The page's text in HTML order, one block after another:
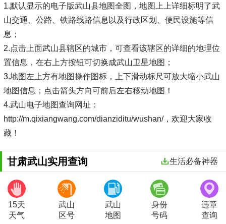
1.默认显示的电子版武山县地图全图，地图上上详细标明了武
山交通、公路、铁路线路信息以及行政区划、便民设施等信
息；
2.点击上面武山县辖区的城市，可查看该辖区的详细的地理位
置信息，在右上方按钮可切换成武山卫星地图；
3.地图左上方有地图操作图标，上下滑动标尺可放大缩小武山
地图信息；点击箭头方向可前后左右移动地图！
4.武山电子地图查询网址：
http://m.qixiangwang.com/dianziditu/wushan/，欢迎大家收
藏！
甘肃武山实用查询 生活必备神器
15天
天气
武山
区号
武山
地图
身份
号码
违章
查询